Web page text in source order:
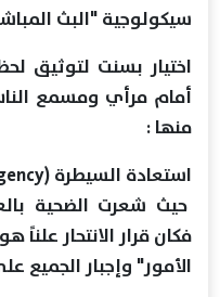
سيكولوجية "البث
اختيار بسنت لتوثيق
أمام مرأي ومسمع
منها :
استعادة السيطرة (Agency) :
حيث شعرت الضحية
فكان قرار الانتحار علناً
الأمور" وإجبار الجميع